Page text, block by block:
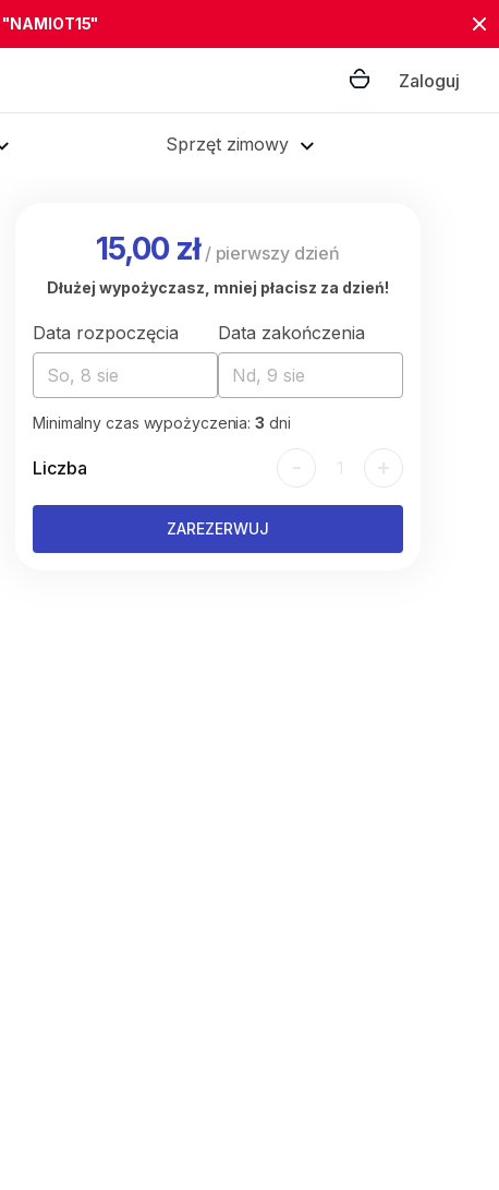
"NAMIOT15"
Zaloguj
Sprzęt zimowy
15,00 zł/ pierwszy dzień
Dłużej wypożyczasz, mniej płacisz za dzień!
Data rozpoczęcia
So, 8 sie
Data zakończenia
Nd, 9 sie
Minimalny czas wypożyczenia: 3 dni
Liczba - 1 +
ZAREZERWUJ